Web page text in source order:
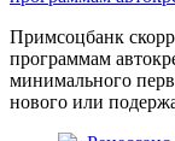
Примсоцбанк
программам
минимального
нового или